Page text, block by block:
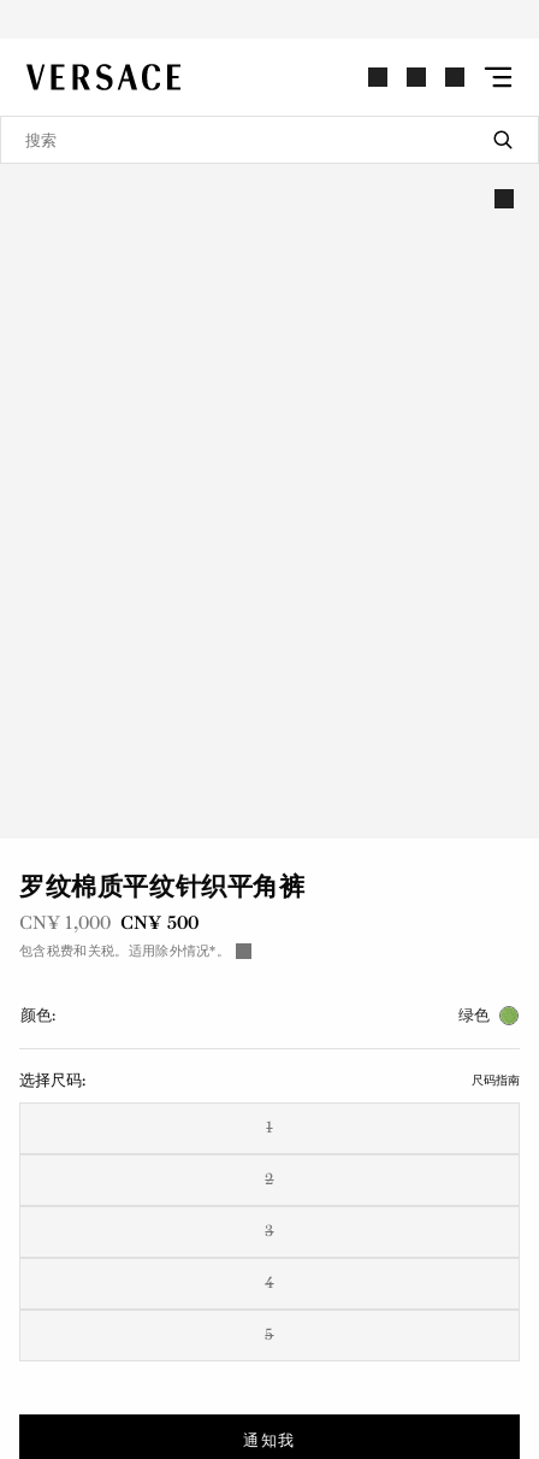
VERSACE | 主页
罗纹棉质平纹针织平角裤
之前是
CN¥ 1,000现在是
CN¥ 500
包含税费和关税。适用除外情况*。
颜色: 绿色
选择尺码: 尺码指南
1
2
3
4
5
通知我